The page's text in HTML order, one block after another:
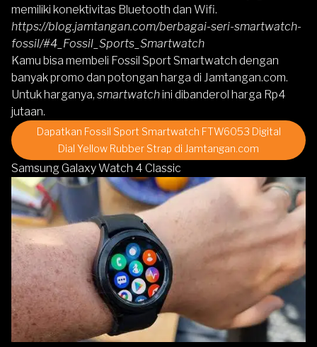
memiliki konektivitas Bluetooth dan Wifi.
https://blog.jamtangan.com/berbagai-seri-smartwatch-
fossil/#4_Fossil_Sports_Smartwatch
Kamu bisa membeli Fossil Sport Smartwatch dengan
banyak promo dan potongan harga di Jamtangan.com.
Untuk harganya, smartwatchini dibanderol harga Rp4
jutaan.
Dapatkan Fossil Sport Smartwatch FTW6053 Digital
Dial Yellow Rubber Strap di Jamtangan.com
Samsung Galaxy Watch 4 Classic